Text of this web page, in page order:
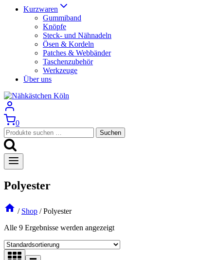
Kurzwaren
Gummiband
Knöpfe
Steck- und Nähnadeln
Ösen & Kordeln
Patches & Webbänder
Taschenzubehör
Werkzeuge
Über uns
0
Suchen
nach:
Suchen
Polyester
/ Shop / Polyester
Alle 9 Ergebnisse werden angezeigt